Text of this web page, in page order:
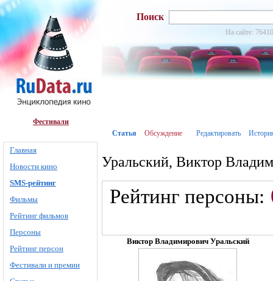
Фестивали
Главная
Новости кино
SMS-рейтинг
Фильмы
Рейтинг фильмов
Персоны
Рейтинг персон
Фестивали и премии
Поиск
На сайте:
Статья Обсуждение Редактировать
Уральский, Виктор
Рейтинг персоны:
Виктор Владимирович Уральский